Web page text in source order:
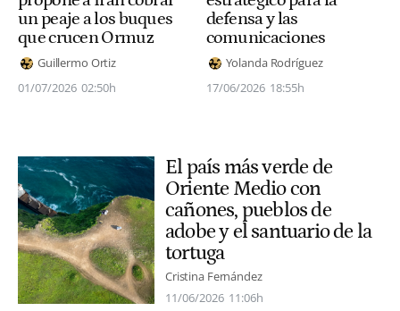
un peaje a los buques
que crucen Ormuz
Guillermo Ortiz
01/07/2026 02:50h
defensa y las
comunicaciones
Yolanda Rodríguez
17/06/2026 18:55h
El país más verde de
Oriente Medio con
cañones, pueblos de
adobe y el santuario de la
tortuga
Cristina Fernández
11/06/2026 11:06h